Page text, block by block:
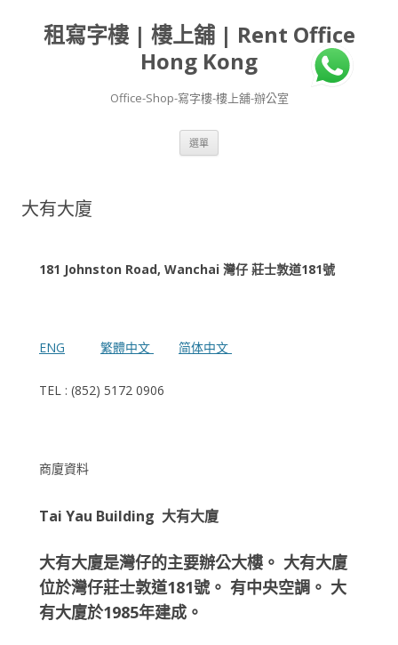
租寫字樓 | 樓上舖 | Rent Office
Hong Kong
Office-Shop-寫字樓-樓上舖-辦公室
選單
大有大廈
181 Johnston Road, Wanchai 灣仔 莊士敦道181號
ENG 繁體中文 简体中文
TEL : (852) 5172 0906
商廈資料
Tai Yau Building 大有大廈
大有大廈是灣仔的主要辦公大樓。 大有大廈
位於灣仔莊士敦道181號。 有中央空調。 大
有大廈於1985年建成。